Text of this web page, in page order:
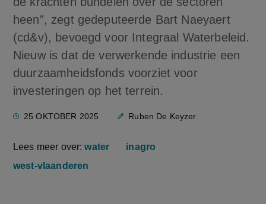
heen”, zegt gedeputeerde Bart Naeyaert
(cd&v), bevoegd voor Integraal Waterbeleid.
Nieuw is dat de verwerkende industrie een
duurzaamheidsfonds voorziet voor
investeringen op het terrein.
25 OKTOBER 2025 Ruben De Keyzer
Lees meer over:water
inagro
west-vlaanderen